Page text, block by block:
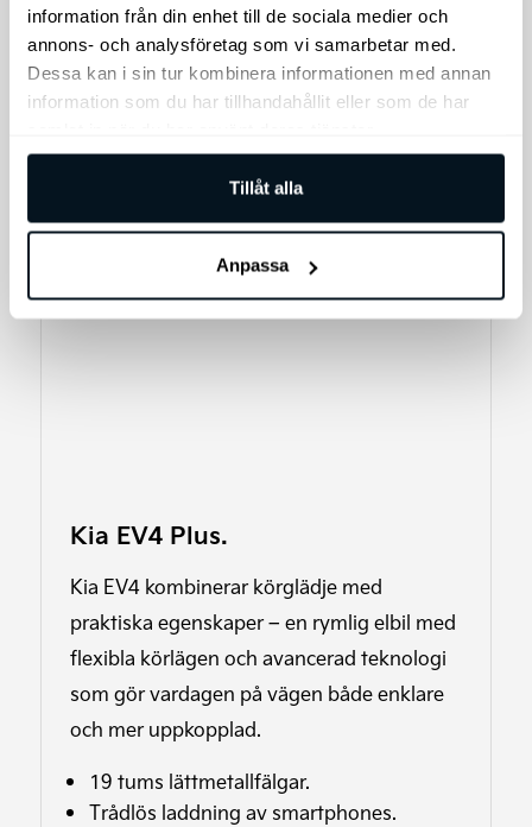
information från din enhet till de sociala medier och
annons- och analysföretag som vi samarbetar med.
Dessa kan i sin tur kombinera informationen med annan
information som du har tillhandahållit eller som de har
Tillåt alla
Anpassa
uppdateringar.
Kia EV4 Plus.
Kia EV4 kombinerar körglädje med
praktiska egenskaper – en rymlig elbil med
flexibla körlägen och avancerad teknologi
som gör vardagen på vägen både enklare
och mer uppkopplad.
19 tums lättmetallfälgar.
Trådlös laddning av smartphones.